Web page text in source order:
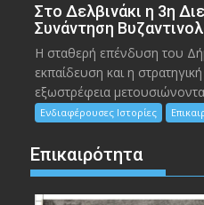
Στο Δελβινάκι η 3η
Συνάντηση
Η σταθερή επένδυση του
εκπαίδευση και η
εξωστρέφεια
Ενδιαφέρουσες Ιστορίες
Επικαιρότητα